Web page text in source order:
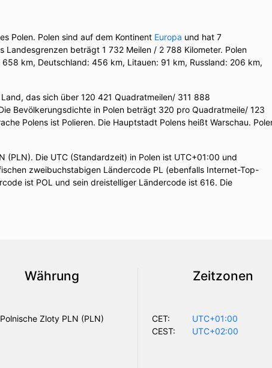
Polen. Polen sind auf dem Kontinent Europa und hat 7
Landesgrenzen beträgt 1 732 Meilen / 2 788 Kilometer. Polen
km, Deutschland: 456 km, Litauen: 91 km, Russland: 206 km,
das sich über 120 421 Quadratmeilen/ 311 888
Bevölkerungsdichte in Polen beträgt 320 pro Quadratmeile/ 123
Polens ist Polieren. Die Hauptstadt Polens heißt Warschau.
(PLN). Die UTC (Standardzeit) in Polen ist UTC+01:00 und
zweibuchstabigen Ländercode PL (ebenfalls Internet-Top-
ist POL und sein dreistelliger Ländercode ist 616. Die
Währung
Polnische Zloty PLN (PLN)
Zeitzonen
CET:
UTC+01:00
CEST:
UTC+02:00